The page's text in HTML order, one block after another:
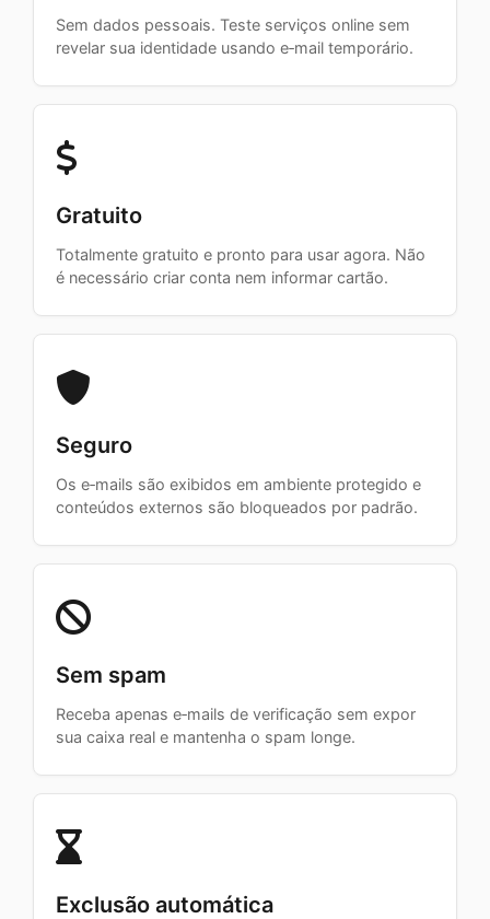
Sem dados pessoais. Teste serviços online sem
revelar sua identidade usando e‑mail temporário.
Gratuito
Totalmente gratuito e pronto para usar agora. Não
é necessário criar conta nem informar cartão.
Seguro
Os e‑mails são exibidos em ambiente protegido e
conteúdos externos são bloqueados por padrão.
Sem spam
Receba apenas e‑mails de verificação sem expor
sua caixa real e mantenha o spam longe.
Exclusão automática